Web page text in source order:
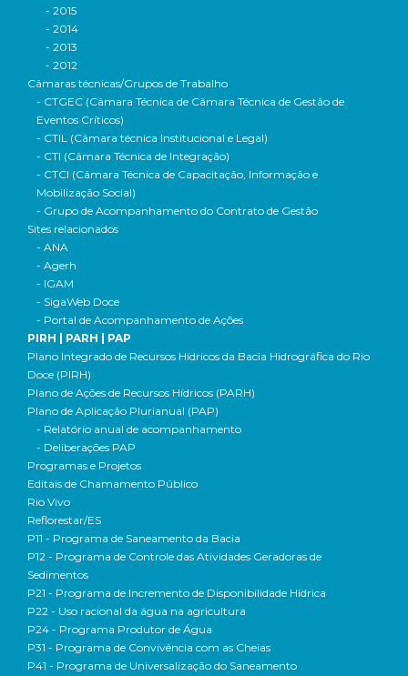
- 2015
- 2014
- 2013
- 2012
Câmaras técnicas/Grupos de Trabalho
- CTGEC (Câmara Técnica de Câmara Técnica de Gestão de
Eventos Críticos)
- CTIL (Câmara técnica Institucional e Legal)
- CTI (Câmara Técnica de Integração)
- CTCI (Câmara Técnica de Capacitação, Informação e
Mobilização Social)
- Grupo de Acompanhamento do Contrato de Gestão
Sites relacionados
- ANA
- Agerh
- IGAM
- SigaWeb Doce
- Portal de Acompanhamento de Ações
PIRH | PARH | PAP
Plano Integrado de Recursos Hídricos da Bacia Hidrográfica do Rio
Doce (PIRH)
Plano de Ações de Recursos Hídricos (PARH)
Plano de Aplicação Plurianual (PAP)
- Relatório anual de acompanhamento
- Deliberações PAP
Programas e Projetos
Editais de Chamamento Público
Rio Vivo
Reflorestar/ES
P11 - Programa de Saneamento da Bacia
P12 - Programa de Controle das Atividades Geradoras de
Sedimentos
P21 - Programa de Incremento de Disponibilidade Hídrica
P22 - Uso racional da água na agricultura
P24 - Programa Produtor de Água
P31 - Programa de Convivência com as Cheias
P41 - Programa de Universalização do Saneamento